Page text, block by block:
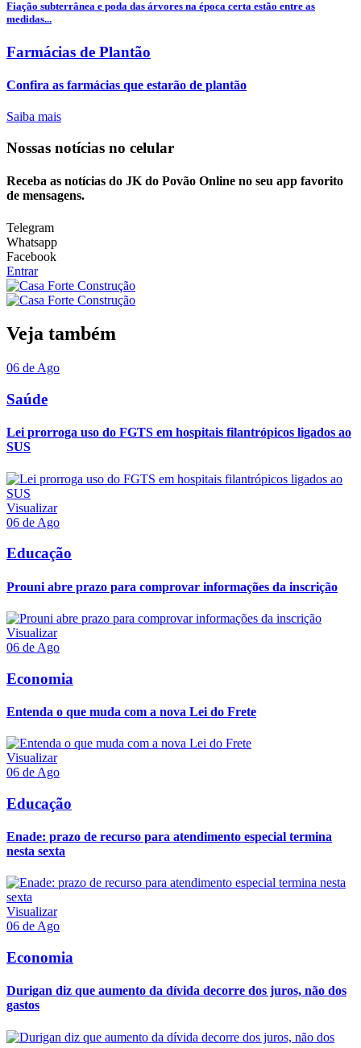
Fiação subterrânea e poda das árvores na época certa estão entre as
medidas...
Farmácias de Plantão
Confira as farmácias que estarão de plantão
Saiba mais
Nossas notícias no celular
Receba as notícias do JK do Povão Online no seu app favorito
de mensagens.
Telegram
Whatsapp
Facebook
Entrar
Veja também
06 de Ago
Saúde
Lei prorroga uso do FGTS em hospitais filantrópicos ligados ao
SUS
Visualizar
06 de Ago
Educação
Prouni abre prazo para comprovar informações da inscrição
Visualizar
06 de Ago
Economia
Entenda o que muda com a nova Lei do Frete
Visualizar
06 de Ago
Educação
Enade: prazo de recurso para atendimento especial termina
nesta sexta
Visualizar
06 de Ago
Economia
Durigan diz que aumento da dívida decorre dos juros, não dos
gastos